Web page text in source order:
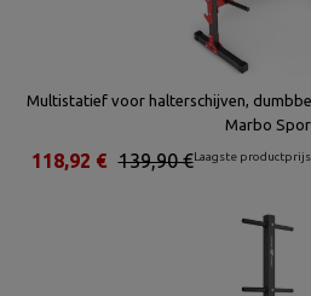
Multistatief voor halterschijven,
Marbo
Laagste
139,90 €
118,92 €